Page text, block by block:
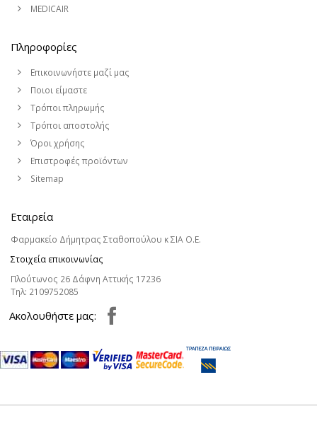
MEDICAIR
Πληροφορίες
Επικοινωνήστε μαζί μας
Ποιοι είμαστε
Τρόποι πληρωμής
Τρόποι αποστολής
Όροι χρήσης
Επιστροφές προϊόντων
Sitemap
Εταιρεία
Φαρμακείο Δήμητρας Σταθοπούλου κ ΣΙΑ Ο.Ε.
Στοιχεία επικοινωνίας
Πλούτωνος 26 Δάφνη Αττικής 17236
Τηλ: 2109752085
Aκολουθήστε μας: